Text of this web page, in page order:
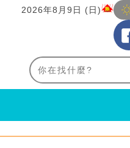
2026年8月9日 (日)